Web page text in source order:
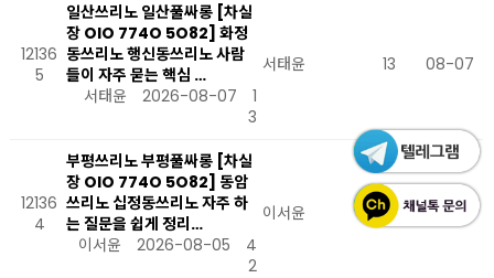
12136
5
일산쓰리노 일산풀싸롱 [차실
장 OlO 774O 5O82] 화정
동쓰리노 행신동쓰리노 사람
들이 자주 묻는 핵심 …
서태윤
2026-08-07
1
3
서태윤 13 08-07
12136
4
부평쓰리노 부평풀싸롱 [차실
장 OlO 774O 5O82] 동암
쓰리노 십정동쓰리노 자주 하
는 질문을 쉽게 정리…
이서윤
2026-08-05
4
2
이서윤 42 08-05